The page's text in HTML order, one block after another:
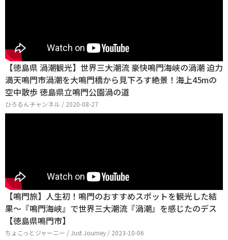
【徳島県 渦潮観光】世界三大潮流 豪快鳴門海峡の渦潮 迫力
満天鳴門市渦潮を大鳴門橋から見下ろす絶景！海上45mの
空中散歩 徳島県立鳴門公園渦の道
ひろるんチャンネル / 2020-08-27
【鳴門旅】人生初！鳴門のおすすめスポットを観光した結
果～『鳴門海峡』で世界三大潮流『渦潮』を感じたのデス
【徳島県鳴門市】
ちょこっとジャーニー / Just Journey / 2023-10-06